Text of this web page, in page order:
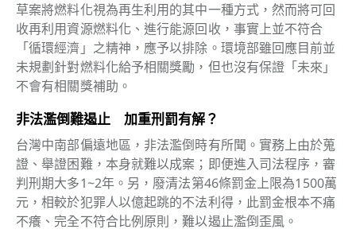
草案將燃料化視為再生利用的其中一種方式，然而將可回
收再利用資源燃料化、進行能源回收，事實上並不符合
「循環經濟」之精神，應予以排除。環境部雖回應目前並
未規劃針對燃料化給予相關獎勵，但也沒有保證「未來」
不會有相關獎補助。
非法濫倒難遏止 加重刑罰有解？
台灣中南部偏遠地區，非法濫倒時有所聞。實務上由於蒐
證、舉證困難，本身就難以成案；即便進入司法程序，審
判刑期大多1~2年。另，廢清法第46條罰金上限為1500萬
元，相較於犯罪人以億起跳的不法利得，此罰金根本不痛
不癢、完全不符合比例原則，難以遏止濫倒歪風。